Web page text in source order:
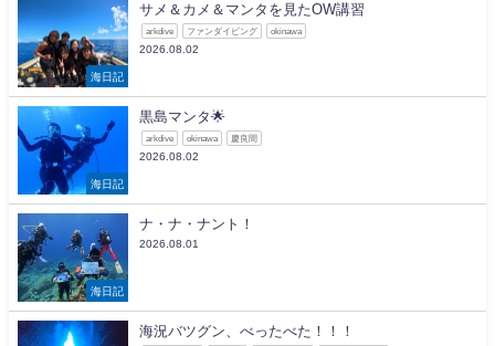
海日記
サメ＆カメ＆マンタを見たOW講習
arkdive ファンダイビング okinawa
2026.08.02
海日記
黒島マンタ🌟
arkdive okinawa 慶良間
2026.08.02
海日記
ナ・ナ・ナント！
2026.08.01
海況バツグン、べったべた！！！